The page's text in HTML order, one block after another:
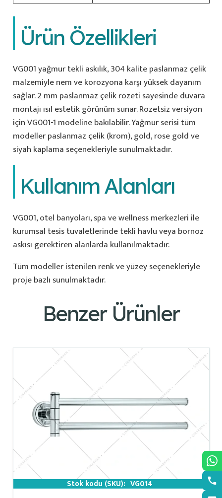
Ürün Özellikleri
VG001 yağmur tekli askılık, 304 kalite paslanmaz çelik
malzemiyle nem ve korozyona karşı yüksek dayanım
sağlar. 2 mm paslanmaz çelik rozeti sayesinde duvara
montajı ısıl estetik görünüm sunar. Rozetsiz versiyon
için VG001-1 modeline bakılabilir. Yağmur serisi tüm
modeller paslanmaz çelik (krom), gold, rose gold ve
siyah kaplama seçenekleriyle sunulmaktadır.
Kullanım Alanları
VG001, otel banyoları, spa ve wellness merkezleri ile
kurumsal tesis tuvaletlerinde tekli havlu veya bornoz
askısı gerektiren alanlarda kullanılmaktadır.
Tüm modeller istenilen renk ve yüzey seçenekleriyle
proje bazlı sunulmaktadır.
Benzer Ürünler
Stok kodu (SKU): VG014